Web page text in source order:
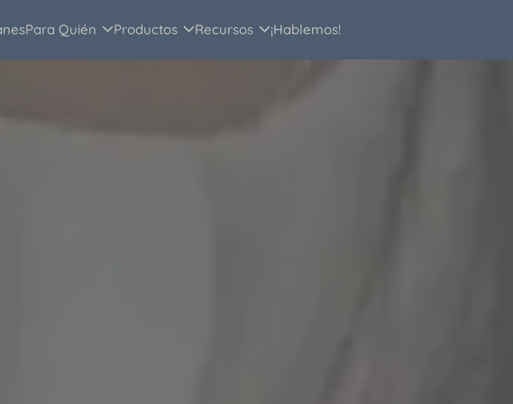
Para Quién Productos Recursos ¡Hablemos!